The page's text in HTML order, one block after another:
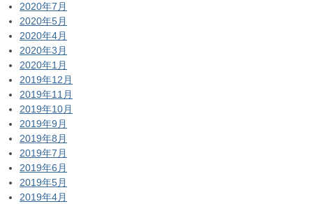
2020年7月
2020年5月
2020年4月
2020年3月
2020年1月
2019年12月
2019年11月
2019年10月
2019年9月
2019年8月
2019年7月
2019年6月
2019年5月
2019年4月